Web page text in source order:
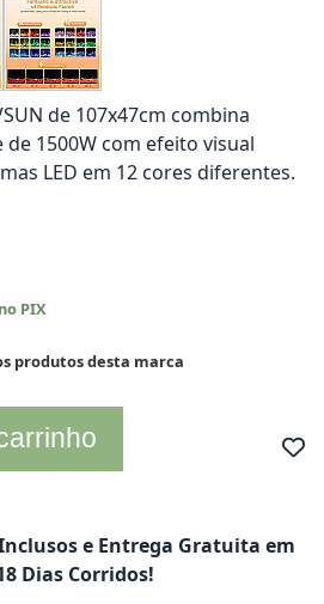
de 107x47cm combina
1500W com efeito visual
LED em 12 cores diferentes.
no PIX
produtos desta marca
e Entrega Gratuita em
Dias Corridos!